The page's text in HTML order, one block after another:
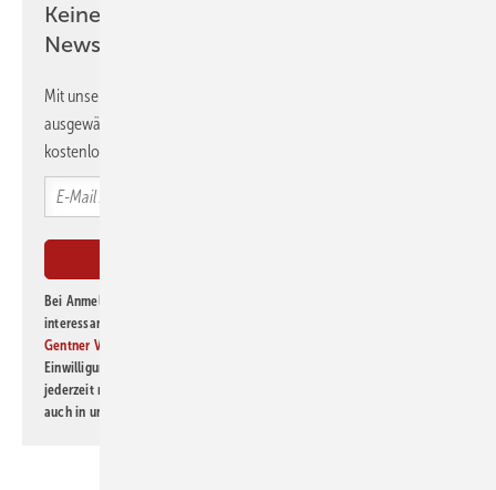
Keine Zeit? Kein Problem mit dem GEB
Newsletter!
Mit unserem Newsletter erhalten Sie regelmäßig von uns
ausgewählte Informationen und Neuigkeiten, gebündelt und
kostenlos direkt ins Postfach.
Bei Anmeldung zu diesem Newsletter bin ich damit einverstanden, über
interessante Verlags- und Online-Angebote
Gentner Verlag GmbH & Co. KG
Einwilligung kann ich jederzeit widerrufen und eine Abmeldung ist
jederzeit möglich. Informationen zum Umgang mit Daten finden Sie
auch in unserer